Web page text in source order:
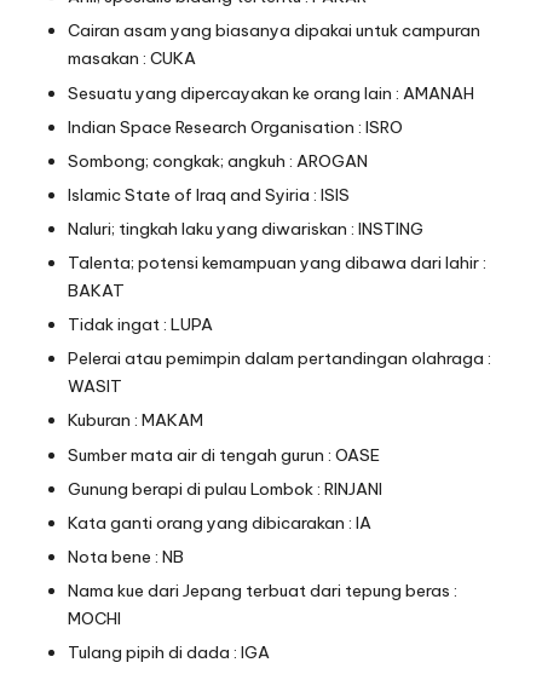
Cairan asam yang biasanya dipakai untuk campuran
masakan : CUKA
Sesuatu yang dipercayakan ke orang lain : AMANAH
Indian Space Research Organisation : ISRO
Sombong; congkak; angkuh : AROGAN
Islamic State of Iraq and Syiria : ISIS
Naluri; tingkah laku yang diwariskan : INSTING
Talenta; potensi kemampuan yang dibawa dari lahir :
BAKAT
Tidak ingat : LUPA
Pelerai atau pemimpin dalam pertandingan olahraga :
WASIT
Kuburan : MAKAM
Sumber mata air di tengah gurun : OASE
Gunung berapi di pulau Lombok : RINJANI
Kata ganti orang yang dibicarakan : IA
Nota bene : NB
Nama kue dari Jepang terbuat dari tepung beras :
MOCHI
Tulang pipih di dada : IGA